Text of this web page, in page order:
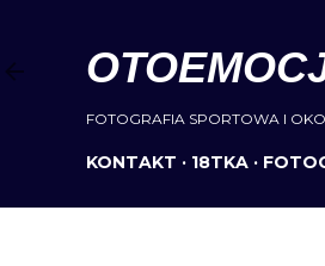
FOTOGRAFIA SPORTOWA I
KONTAKT 18TKA